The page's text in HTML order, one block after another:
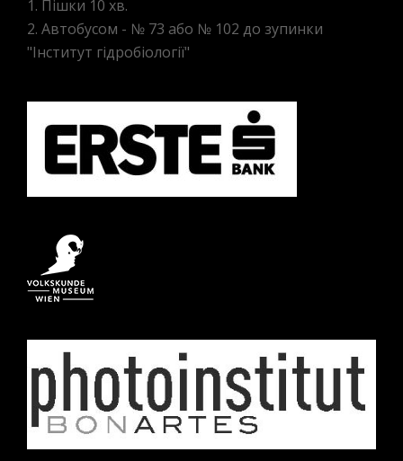
1. Пішки 10 хв.
2. Автобусом - № 73 або № 102 до зупинки
"Інститут гідробіології"